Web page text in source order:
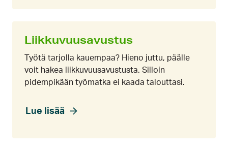
Liikkuvuusavustus
Työtä tarjolla kauempaa? Hieno juttu, päälle
voit hakea liikkuvuusavustusta. Silloin
pidempikään työmatka ei kaada talouttasi.
Lue lisää